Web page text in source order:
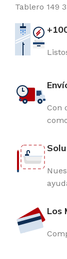
Tablero 149
Con
Los